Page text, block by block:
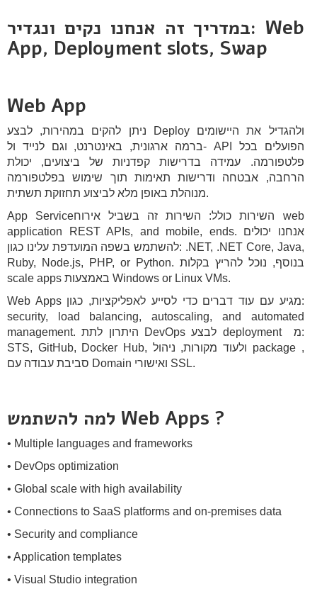
במדריך זה אנחנו נקים ונגדיר: Web
App, Deployment slots, Swap
Web App
ניתן להקים במהירות, לבצע Deploy ולהגדיל את היישומים
ברמה ארגונית, באינטרנט, וגם לנייד ול- API הפועלים בכל
פלטפורמה. עמידה בדרישות קפדניות של ביצועים, יכולת
הרחבה, אבטחה ודרישות תאימות תוך שימוש בפלטפורמה
מנוהלת באופן מלא לביצוע תחזוקת תשתית.
App Serviceהשירות כולל: השירות זה בשביל אירוח web
application REST APIs, and mobile, ends. אנחנו יכולים
להשתמש בשפה המועדפת עלינו כגון: .NET, .NET Core, Java,
Ruby, Node.js, PHP, or Python. בנוסף, נוכל להריץ בקלות
scale apps באמצעות Windows or Linux VMs.
Web Apps מגיע עם עוד דברים כדי לסייע לאפליקציות, כגון:
security, load balancing, autoscaling, and automated
management. היתרון לתת DevOps לבצע deployment מ:
STS, GitHub, Docker Hub, ולעוד מקורות, ניהול package ,
סביבת עבודה עם Domain ואישורי SSL.
למה להשתמש Web Apps ?
• Multiple languages and frameworks
• DevOps optimization
• Global scale with high availability
• Connections to SaaS platforms and on-premises data
• Security and compliance
• Application templates
• Visual Studio integration